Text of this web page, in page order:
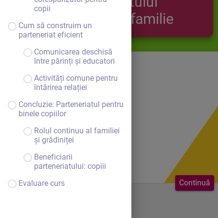
copii
Cum să construim un
parteneriat eficient
Comunicarea deschisă
între părinți și educatori
Activități comune pentru
întărirea relației
Concluzie: Parteneriatul pentru
binele copiilor
Rolul continuu al familiei
și grădiniței
Beneficiarii
parteneriatului: copiii
Evaluare curs
Continuă
grădiniță - familie